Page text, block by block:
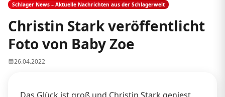
Schlager News – Aktuelle Nachrichten aus der Schlagerwelt
Christin Stark veröffentlicht
Foto von Baby Zoe
26.04.2022